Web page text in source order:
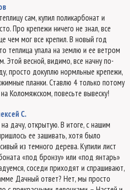
сам, купил поликарбонат и
Про крепежи ничего не знал, все
чем мог все крепил. В новый год
теплица упала на землю и ее ветром
Этой весной, видимо, все начну по-
просто докуплю нормльные крепежи,
планки. Ставлю 4 только потому
Коломяжском, повесьте вывеску!
С.
дачу, открытую. В итоге, с нашим
ее зашивать, хотя было
из темного дерева. Купили лист
«под бронзу» или «под янтарь»
соседи приходят и спрашивают,
Дачный ответ? Нет, мы просто